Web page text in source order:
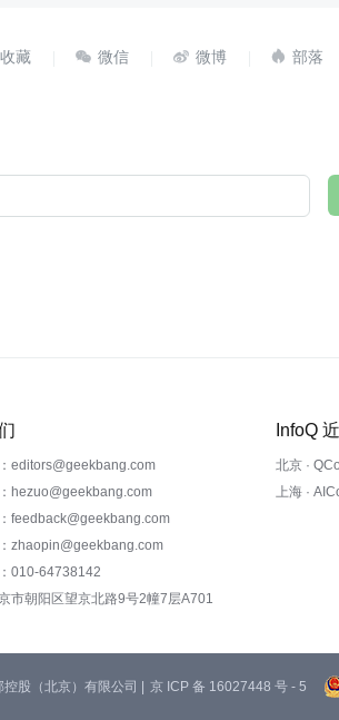
  
editors@geekbang.com
hezuo@geekbang.com
feedback@geekbang.com
zhaopin@geekbang.com
010-64738142
市朝阳区望京北路9号2幢7层A701
InfoQ
北京 ·
上海 ·
股（北京）有限公司 | 京 ICP 备 16027448 号 - 5